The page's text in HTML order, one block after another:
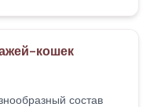
кошек
состав